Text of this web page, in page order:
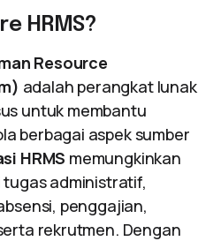
HRMS?
Resource
adalah perangkat lunak
untuk membantu
berbagai aspek sumber
HRMS memungkinkan
administratif,
penggajian,
rekrutmen. Dengan